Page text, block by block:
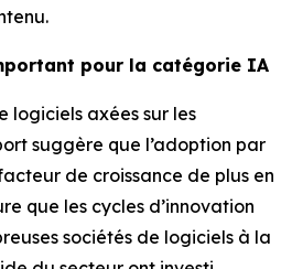
pour la catégorie IA
logiciels axées sur les
suggère que l’adoption par
de croissance de plus en
que les cycles d’innovation
sociétés de logiciels à la